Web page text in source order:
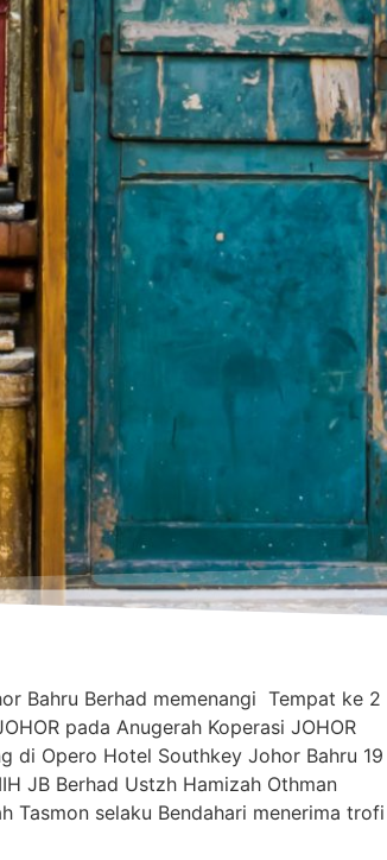
Bahru Berhad memenangi Tempat ke 2
pada Anugerah Koperasi JOHOR
di Opero Hotel Southkey Johor Bahru 19
JB Berhad Ustzh Hamizah Othman
Tasmon selaku Bendahari menerima trofi